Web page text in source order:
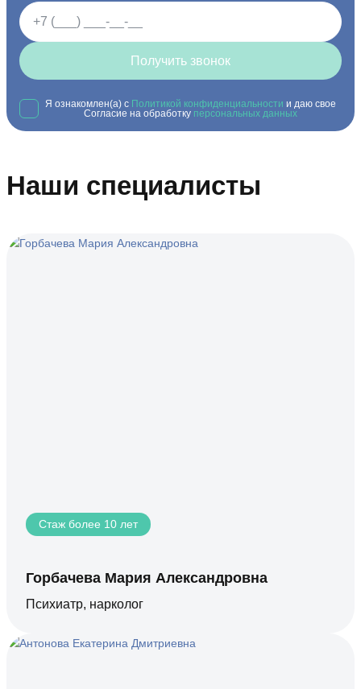
Получить звонок
Я ознакомлен(а) с Политикой конфиденциальности и даю свое
Согласие на обработку персональных данных
Наши специалисты
Стаж более 10 лет
Горбачева Мария Александровна
Психиатр, нарколог